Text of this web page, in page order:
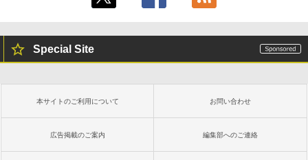
Special Site
本サイトのご利用について お問い合わせ
広告掲載のご案内 編集部へのご連絡